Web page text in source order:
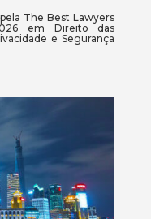
The Best Lawyers
em Direito das
e Segurança